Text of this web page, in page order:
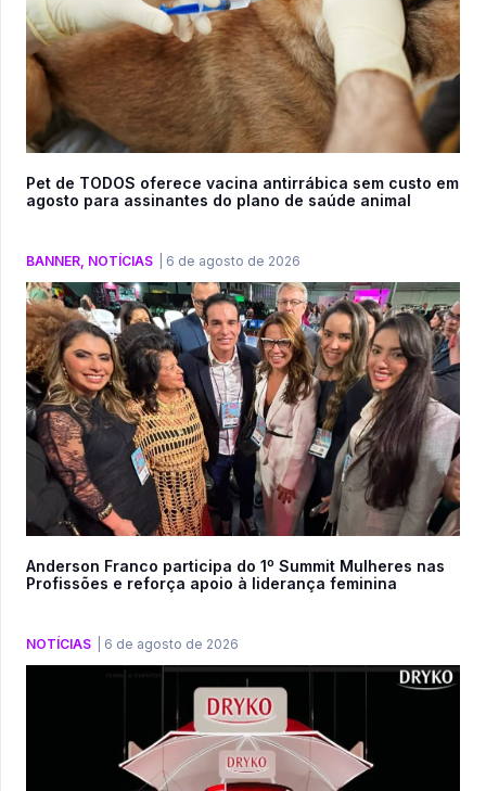
Pet de TODOS oferece vacina antirrábica sem custo em
agosto para assinantes do plano de saúde animal
BANNER, NOTÍCIAS 6 de agosto de 2026
Anderson Franco participa do 1º Summit Mulheres nas
Profissões e reforça apoio à liderança feminina
NOTÍCIAS 6 de agosto de 2026